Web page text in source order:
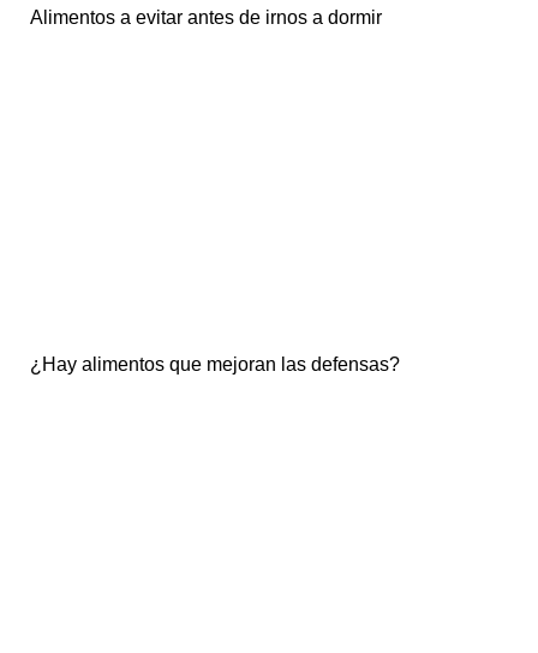
Alimentos a evitar antes de irnos a dormir
¿Hay alimentos que mejoran las defensas?